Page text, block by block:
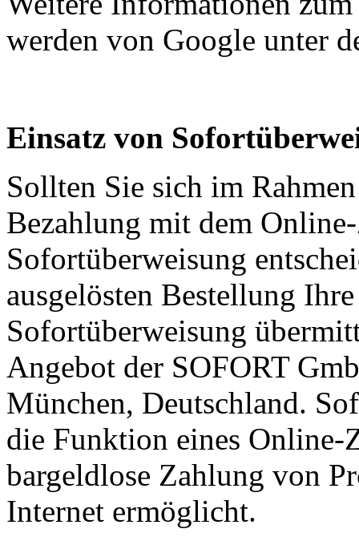
werden von Google unter
Einsatz von
Sollten Sie sich im
Bezahlung mit dem
Sofortüberweisung
ausgelösten Bestellung
Sofortüberweisung
Angebot der SOFORT
München, Deutschland.
die Funktion eines Online-
bargeldlose Zahlung von
Internet ermöglicht.